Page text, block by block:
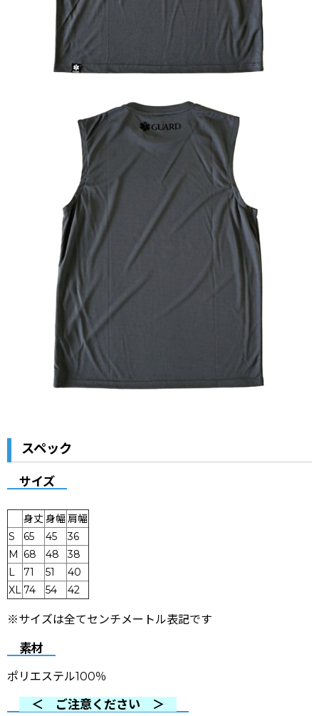
スペック
サイズ
身丈身幅肩幅
S
65 45
36
M
68 48
38
L
71 51
40
XL74 54 42
※サイズは全てセンチメートル表記です
素材
ポリエステル100％
＜ ご注意ください ＞